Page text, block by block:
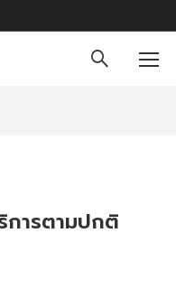
การตามปกติ